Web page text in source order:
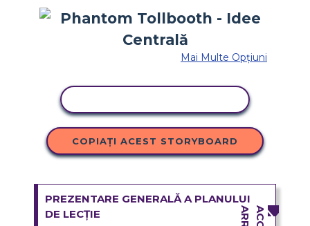
Mai Multe Opțiuni
COPIAȚI ACEST STORYBOARD
PREZENTARE GENERALĂ A PLANULUI
DE LECȚIE